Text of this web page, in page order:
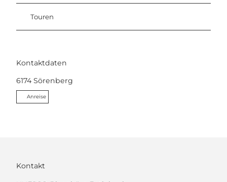
Touren
Kontaktdaten
6174 Sörenberg
Anreise
Kontakt